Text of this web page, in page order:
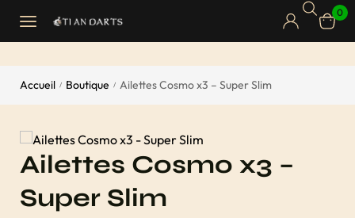
0
Accueil / Boutique / Ailettes Cosmo x3 – Super Slim
Ailettes Cosmo x3 –
Super Slim